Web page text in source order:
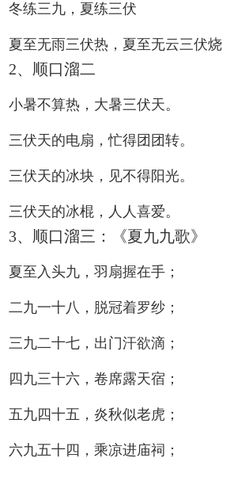
冬练三九，夏练三伏
夏至无雨三伏热，夏至无云三伏烧
2、顺口溜二
小暑不算热，大暑三伏天。
三伏天的电扇，忙得团团转。
三伏天的冰块，见不得阳光。
三伏天的冰棍，人人喜爱。
3、顺口溜三：《夏九九歌》
夏至入头九，羽扇握在手；
二九一十八，脱冠着罗纱；
三九二十七，出门汗欲滴；
四九三十六，卷席露天宿；
五九四十五，炎秋似老虎；
六九五十四，乘凉进庙祠；